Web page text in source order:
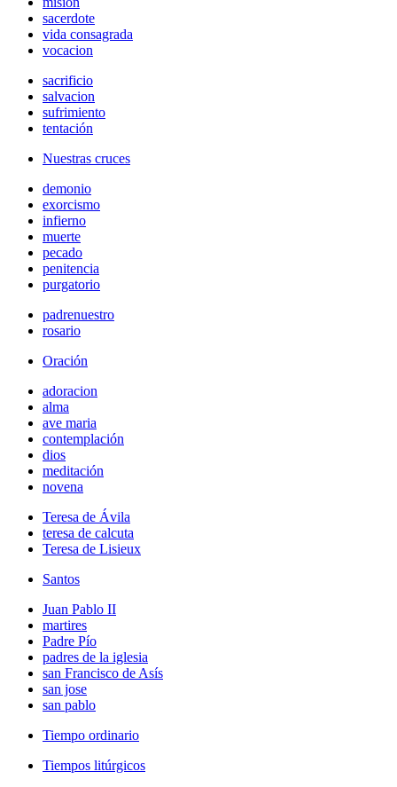
sacerdote
vida consagrada
vocacion
sacrificio
salvacion
sufrimiento
tentación
Nuestras cruces
demonio
exorcismo
infierno
muerte
pecado
penitencia
purgatorio
padrenuestro
rosario
Oración
adoracion
alma
ave maria
contemplación
dios
meditación
novena
Teresa de Ávila
teresa de calcuta
Teresa de Lisieux
Santos
Juan Pablo II
martires
Padre Pío
padres de la iglesia
san Francisco de Asís
san jose
san pablo
Tiempo ordinario
Tiempos litúrgicos